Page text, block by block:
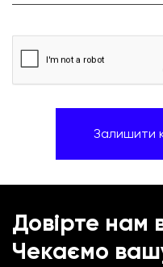
Довірте нам
Чекаємо